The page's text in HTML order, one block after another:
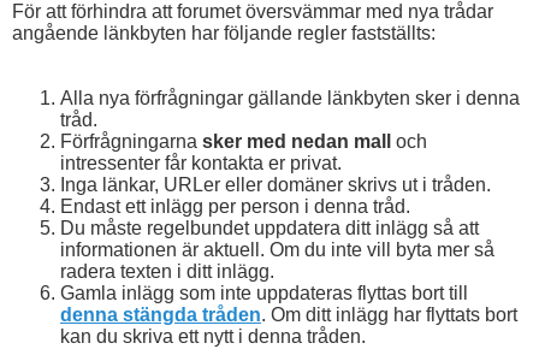
För att förhindra att forumet översvämmar med nya trådar
angående länkbyten har följande regler fastställts:
Alla nya förfrågningar gällande länkbyten sker i denna
tråd.
Förfrågningarna sker med nedan mall
och
intressenter får kontakta er privat.
Inga länkar, URLer eller domäner skrivs ut i tråden.
Endast ett inlägg per person i denna tråd.
Du måste regelbundet uppdatera ditt inlägg så att
informationen är aktuell. Om du inte vill byta mer så
radera texten i ditt inlägg.
Gamla inlägg som inte uppdateras flyttas bort till
denna stängda tråden. Om ditt inlägg har flyttats bort
kan du skriva ett nytt i denna tråden.